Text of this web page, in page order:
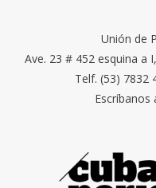
Unión de
Ave. 23 # 452 esquina a
Telf. (53) 7832
Escríbanos